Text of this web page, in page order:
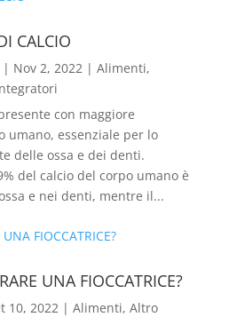
CALCIO
Nov 2, 2022| Alimenti,
con maggiore
umano, essenziale per lo
delle ossa e dei denti.
del calcio del corpo umano è
e nei denti, mentre il...
UNA FIOCCATRICE?
10, 2022| Alimenti, Altro